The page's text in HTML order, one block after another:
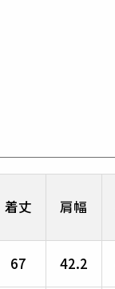
着丈 肩幅
67 42.2